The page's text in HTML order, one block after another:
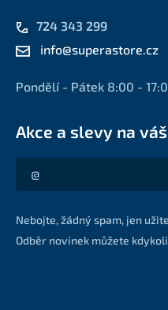
724 343 299
info@superastore.cz
Pondělí - Pátek 8:00 -
Akce a slevy na
Akce a slevy na váš e-mail z
Nebojte, žádný spam, jen
Odběr novinek můžete